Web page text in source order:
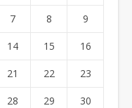
7 8 9
14 15 16
21 22 23
28 29 30